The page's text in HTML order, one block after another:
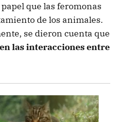
que las feromonas
de los animales.
se dieron cuenta que
las interacciones entre